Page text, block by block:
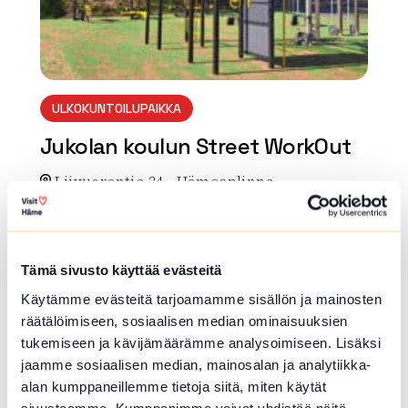
Tämä sivusto käyttää evästeitä
Käytämme evästeitä tarjoamamme sisällön ja mainosten
räätälöimiseen, sosiaalisen median ominaisuuksien
tukemiseen ja kävijämäärämme analysoimiseen. Lisäksi
jaamme sosiaalisen median, mainosalan ja analytiikka-
alan kumppaneillemme tietoja siitä, miten käytät
ULKOKUNTOILUPAIKKA
Jukolan koulun Street WorkOut
Liivuorentie 24 , Hämeenlinna
Lue lisää luontokohteesta Jukolan koulun Street